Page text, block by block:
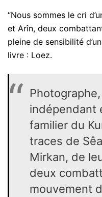
“Nous sommes le cri
et Arîn, deux
pleine de sensibilité
livre : Loez.
indépendant
familier du
traces de
Mirkan, de
deux
mouvement